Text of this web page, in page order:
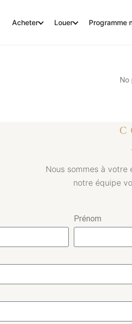
Acheter Louer Programme
No
Nous sommes à votre
notre équipe
Prénom